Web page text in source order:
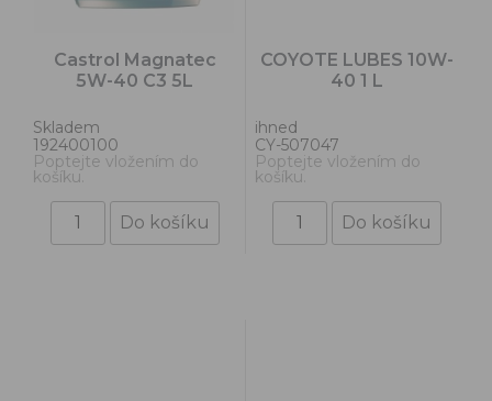
Castrol Magnatec
5W-40 C3 5L
Skladem
192400100
Poptejte vložením do
košíku.
COYOTE LUBES 10W-
40 1 L
ihned
CY-507047
Poptejte vložením do
košíku.